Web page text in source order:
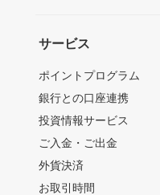
サービス
ポイントプログラム
銀行との口座連携
投資情報サービス
ご入金・ご出金
外貨決済
お取引時間